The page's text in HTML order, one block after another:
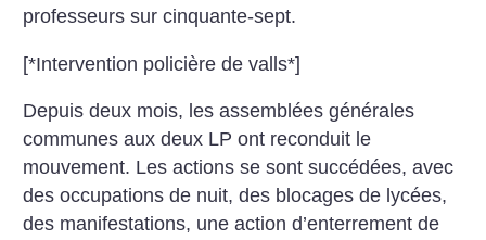
professeurs sur cinquante-sept.
[*Intervention policière de valls*]
Depuis deux mois, les assemblées générales
communes aux deux LP ont reconduit le
mouvement. Les actions se sont succédées, avec
des occupations de nuit, des blocages de lycées,
des manifestations, une action d’enterrement de